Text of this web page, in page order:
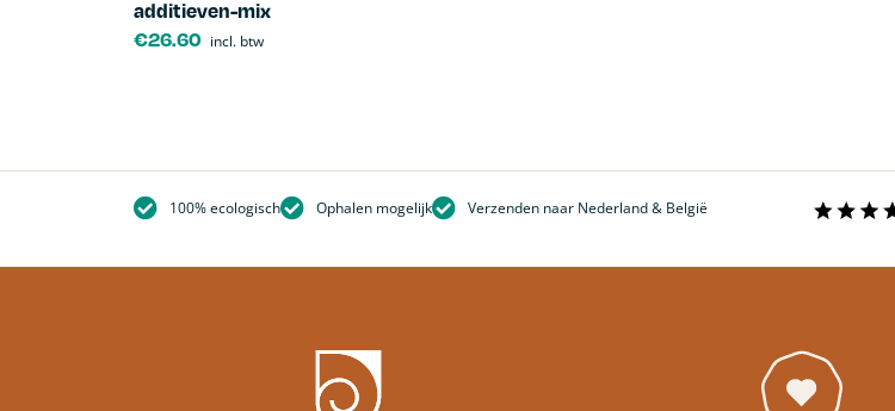
additieven-mix
€26.60 incl. btw
100% ecologisch Ophalen mogelijk Verzenden naar Nederland & België